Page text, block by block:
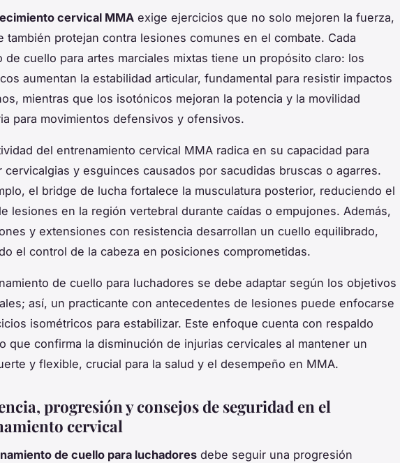
cervical MMA exige ejercicios que no solo mejoren la fuerza,
también protejan contra lesiones comunes en el combate. Cada
de cuello para artes marciales mixtas tiene un propósito claro: los
aumentan la estabilidad articular, fundamental para resistir impactos
mientras que los isotónicos mejoran la potencia y la movilidad
para movimientos defensivos y ofensivos.
del entrenamiento cervical MMA radica en su capacidad para
cervicalgias y esguinces causados por sacudidas bruscas o agarres.
el bridge de lucha fortalece la musculatura posterior, reduciendo el
lesiones en la región vertebral durante caídas o empujones. Además,
y extensiones con resistencia desarrollan un cuello equilibrado,
el control de la cabeza en posiciones comprometidas.
de cuello para luchadores se debe adaptar según los objetivos
así, un practicante con antecedentes de lesiones puede enfocarse
isométricos para estabilizar. Este enfoque cuenta con respaldo
que confirma la disminución de injurias cervicales al mantener un
y flexible, crucial para la salud y el desempeño en MMA.
progresión y consejos de seguridad en el
cervical
de cuello para luchadores debe seguir una progresión